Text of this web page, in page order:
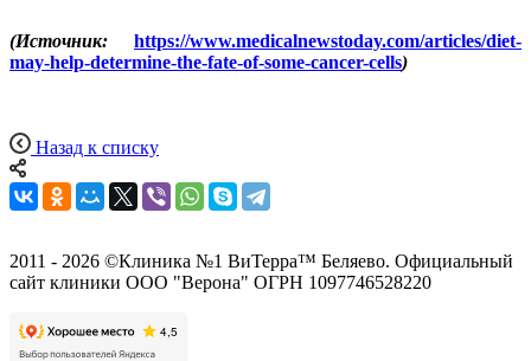
(Источник:
https://www.medicalnewstoday.com/articles/diet-
may-help-determine-the-fate-of-some-cancer-cells)
Назад к списку
2011 - 2026 ©Клиника №1 ВиТерра™ Беляево. Официальный
сайт клиники ООО "Верона" ОГРН 1097746528220